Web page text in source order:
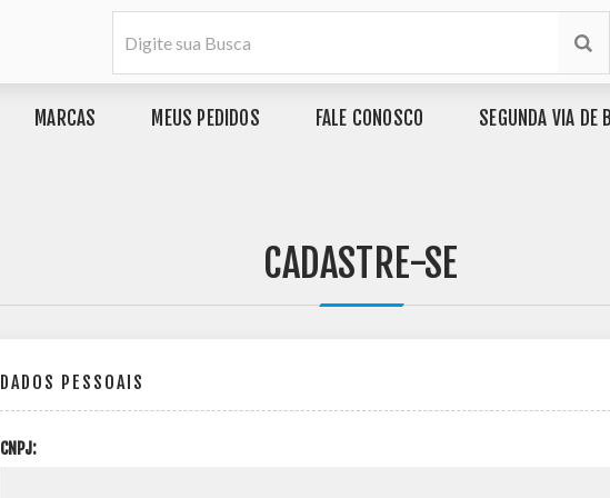
MARCAS MEUS PEDIDOS FALE CONOSCO SEGUNDA VIA DE
CADASTRE-SE
DADOS PESSOAIS
CNPJ: